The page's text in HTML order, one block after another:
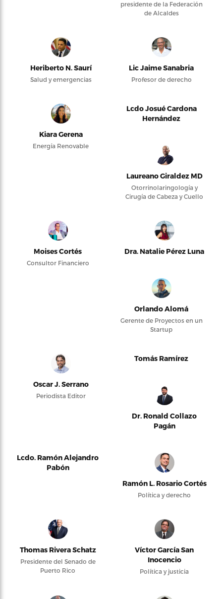
presidente de la Federación
de Alcaldes
Heriberto N. Saurí
Salud y emergencias
Lic Jaime Sanabria
Profesor de derecho
Kiara Gerena
Energía Renovable
Lcdo Josué Cardona
Hernández
Laureano Giraldez MD
Otorrinolaringología y
Cirugía de Cabeza y Cuello
Moises Cortés
Consultor Financiero
Dra. Natalie Pérez Luna
Orlando Alomá
Gerente de Proyectos en un
Startup
Oscar J. Serrano
Periodista Editor
Tomás Ramírez
Dr. Ronald Collazo
Pagán
Lcdo. Ramón Alejandro
Pabón
Ramón L. Rosario Cortés
Política y derecho
Thomas Rivera Schatz
Presidente del Senado de
Puerto Rico
Víctor García San
Inocencio
Política y justicia